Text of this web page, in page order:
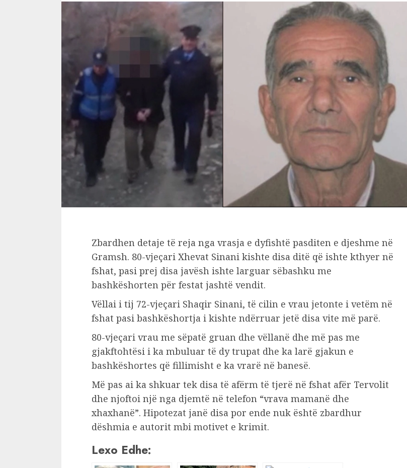
Zbardhen detaje të reja nga vrasja e dyfishtë pasditen e djeshme në
Gramsh. 80-vjeçari Xhevat Sinani kishte disa ditë që ishte kthyer në
fshat, pasi prej disa javësh ishte larguar sëbashku me
bashkëshorten për festat jashtë vendit.
Vëllai i tij 72-vjeçari Shaqir Sinani, të cilin e vrau jetonte i vetëm në
fshat pasi bashkëshortja i kishte ndërruar jetë disa vite më parë.
80-vjeçari vrau me sëpatë gruan dhe vëllanë dhe më pas me
gjakftohtësi i ka mbuluar të dy trupat dhe ka larë gjakun e
bashkëshortes që fillimisht e ka vrarë në banesë.
Më pas ai ka shkuar tek disa të afërm të tjerë në fshat afër Tervolit
dhe njoftoi një nga djemtë në telefon “vrava mamanë dhe
xhaxhanë”. Hipotezat janë disa por ende nuk është zbardhur
dëshmia e autorit mbi motivet e krimit.
Lexo Edhe: